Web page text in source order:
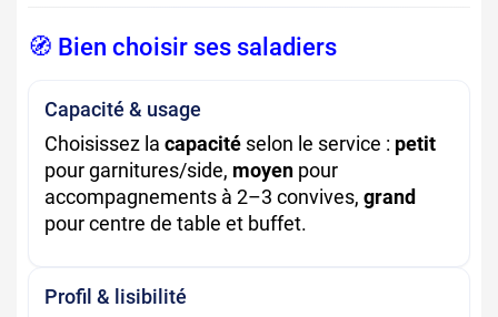
🧭 Bien choisir ses saladiers
Capacité & usage
Choisissez la capacité selon le service : petit
pour garnitures/side, moyen pour
accompagnements à 2–3 convives, grand
pour centre de table et buffet.
Profil & lisibilité